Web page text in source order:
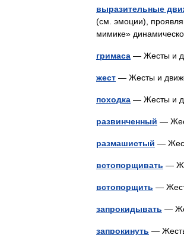
выразительные
(см. эмоции),
мимике»
гримаса — Жесты и
жест — Жесты и
походка — Жесты и
развинченный —
размашистый —
встопорщивать —
встопорщить —
запрокидывать —
запрокинуть —